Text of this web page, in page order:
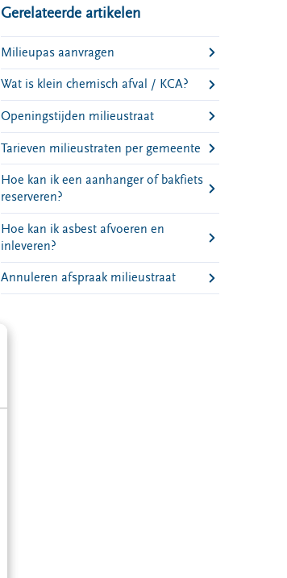
Gerelateerde artikelen
Milieupas aanvragen
Wat is klein chemisch afval / KCA?
Openingstijden milieustraat
Tarieven milieustraten per gemeente
Hoe kan ik een aanhanger of bakfiets
reserveren?
Hoe kan ik asbest afvoeren en
inleveren?
Annuleren afspraak milieustraat